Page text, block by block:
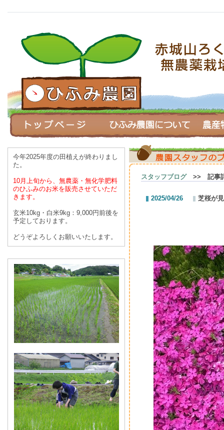
今年2025年度の田植えが終わりまし
た。
10月上旬から、無農薬・無化学肥料
のひふみのお米を販売させていただ
きます。
玄米10kg・白米9kg：9,000円前後を
予定しております。
どうぞよろしくお願いいたします。
スタッフブログ>> 記事
2025/04/26 芝桜が